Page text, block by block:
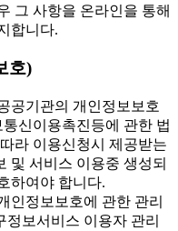
그 사항을 온라인을 통해
합니다.
호)
공기관의 개인정보보호
신이용촉진등에 관한 법
라 이용신청시 제공받는
및 서비스 이용중 생성되
하여야 합니다.
인정보보호에 관한 관리
정보서비스 이용자 관리